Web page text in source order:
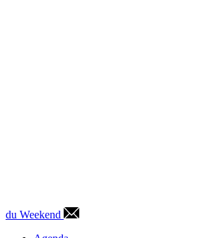
du Weekend